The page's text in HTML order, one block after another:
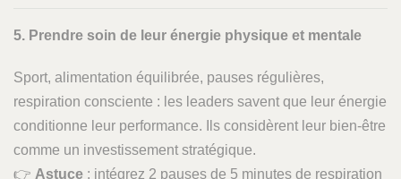
5. Prendre soin de leur énergie physique et mentale
Sport, alimentation équilibrée, pauses régulières,
respiration consciente : les leaders savent que leur énergie
conditionne leur performance. Ils considèrent leur bien-être
comme un investissement stratégique.
👉 Astuce : intégrez 2 pauses de 5 minutes de respiration